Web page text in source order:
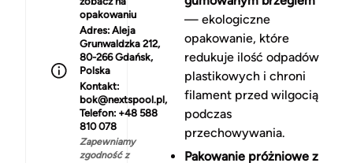
opakowaniu
Adres: Aleja
Grunwaldzka 212,
80-266 Gdańsk,
Polska
Kontakt:
bok@nextspool.pl,
Telefon: +48 588
810 078
Zapewniamy
zgodność z
— ekologiczne
opakowanie, które
redukuje ilość odpadów
plastikowych i chroni
filament przed wilgocią
podczas
przechowywania.
Pakowanie próżniowe z